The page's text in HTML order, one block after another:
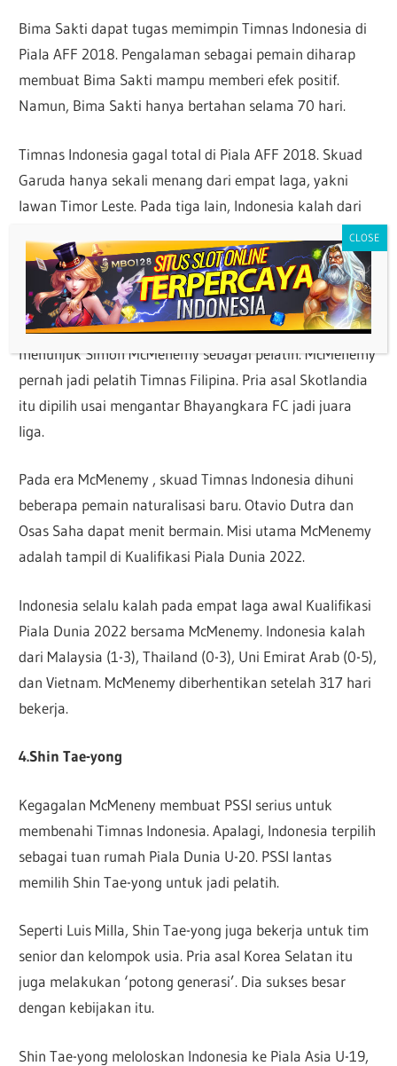
Bima Sakti dapat tugas memimpin Timnas Indonesia di
Piala AFF 2018. Pengalaman sebagai pemain diharap
membuat Bima Sakti mampu memberi efek positif.
Namun, Bima Sakti hanya bertahan selama 70 hari.
Timnas Indonesia gagal total di Piala AFF 2018. Skuad
Garuda hanya sekali menang dari empat laga, yakni
lawan Timor Leste. Pada tiga lain, Indonesia kalah dari
Thailand dan Singapura serta imbang lawan Filipina.
3.Simon McMenemy
Setelah periode singkat bersama Bima Sakti, PSSI
menunjuk Simon McMenemy sebagai pelatih. McMenemy
pernah jadi pelatih Timnas Filipina. Pria asal Skotlandia
itu dipilih usai mengantar Bhayangkara FC jadi juara
liga.
Pada era McMenemy , skuad Timnas Indonesia dihuni
beberapa pemain naturalisasi baru. Otavio Dutra dan
Osas Saha dapat menit bermain. Misi utama McMenemy
adalah tampil di Kualifikasi Piala Dunia 2022.
Indonesia selalu kalah pada empat laga awal Kualifikasi
Piala Dunia 2022 bersama McMenemy. Indonesia kalah
dari Malaysia (1-3), Thailand (0-3), Uni Emirat Arab (0-5),
dan Vietnam. McMenemy diberhentikan setelah 317 hari
bekerja.
4.Shin Tae-yong
Kegagalan McMeneny membuat PSSI serius untuk
membenahi Timnas Indonesia. Apalagi, Indonesia terpilih
sebagai tuan rumah Piala Dunia U-20. PSSI lantas
memilih Shin Tae-yong untuk jadi pelatih.
Seperti Luis Milla, Shin Tae-yong juga bekerja untuk tim
senior dan kelompok usia. Pria asal Korea Selatan itu
juga melakukan ‘potong generasi’. Dia sukses besar
dengan kebijakan itu.
Shin Tae-yong meloloskan Indonesia ke Piala Asia U-19,